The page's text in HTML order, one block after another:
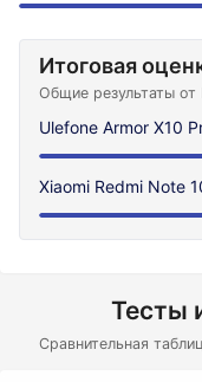
Итоговая
Общие результаты от
Ulefone Armor X10
Xiaomi Redmi Note
Тесты
Сравнительная